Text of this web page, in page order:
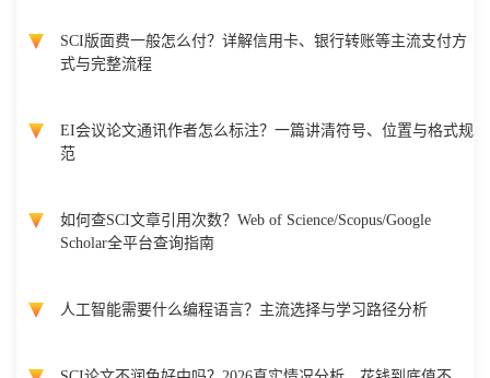
SCI版面费一般怎么付？详解信用卡、银行转账等主流支付方
式与完整流程
EI会议论文通讯作者怎么标注？一篇讲清符号、位置与格式规
范
如何查SCI文章引用次数？Web of Science/Scopus/Google
Scholar全平台查询指南
人工智能需要什么编程语言？主流选择与学习路径分析